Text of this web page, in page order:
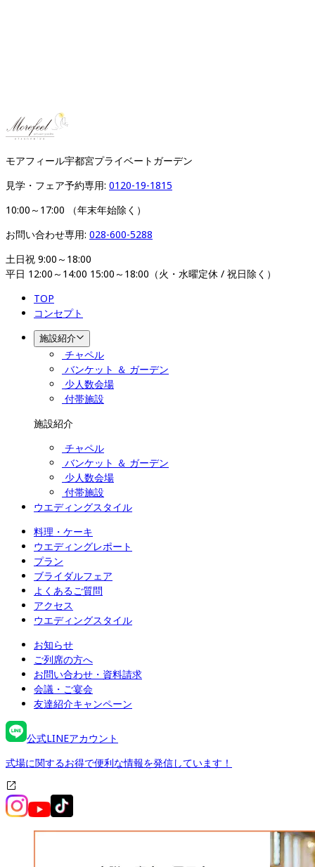
モアフィール宇都宮プライベートガーデン
見学・フェア予約専用: 0120-19-1815
10:00～17:00 （年末年始除く）
お問い合わせ専用: 028-600-5288
土日祝 9:00～18:00
平日 12:00～14:00 15:00～18:00（火・水曜定休 / 祝日除く）
TOP
コンセプト
施設紹介
チャペル
バンケット ＆ ガーデン
少人数会場
付帯施設
施設紹介
チャペル
バンケット ＆ ガーデン
少人数会場
付帯施設
ウエディングスタイル
料理・ケーキ
ウエディングレポート
プラン
ブライダルフェア
よくあるご質問
アクセス
ウエディングスタイル
お知らせ
ご列席の方へ
お問い合わせ・資料請求
会議・ご宴会
友達紹介キャンペーン
公式LINEアカウント
式場に関するお得で便利な情報を発信しています！